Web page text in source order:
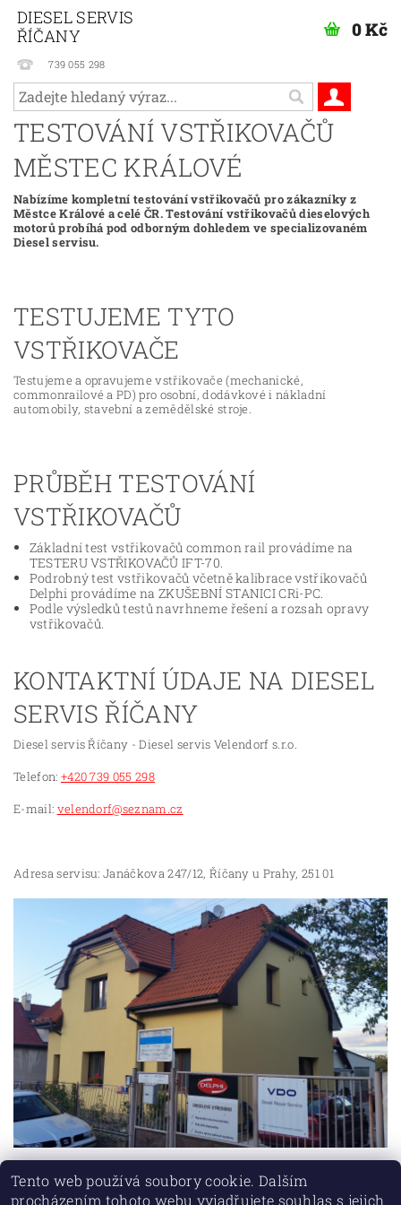
DIESEL SERVIS
ŘÍČANY
739 055 298
0 Kč
TESTOVÁNÍ VSTŘIKOVAČŮ
MĚSTEC KRÁLOVÉ
Nabízíme kompletní testování vstřikovačů pro zákazníky z
Městce Králové a celé ČR. Testování vstřikovačů dieselových
motorů probíhá pod odborným dohledem ve specializovaném
Diesel servisu.
TESTUJEME TYTO
VSTŘIKOVAČE
Testujeme a opravujeme vstřikovače (mechanické,
commonrailové a PD) pro osobní, dodávkové i nákladní
automobily, stavební a zemědělské stroje.
PRŮBĚH TESTOVÁNÍ
VSTŘIKOVAČŮ
Základní test vstřikovačů common rail provádíme na
TESTERU VSTŘIKOVAČŮ IFT-70.
Podrobný test vstřikovačů včetně kalibrace vstřikovačů
Delphi provádíme na ZKUŠEBNÍ STANICI CRi-PC.
Podle výsledků testů navrhneme řešení a rozsah opravy
vstřikovačů.
KONTAKTNÍ ÚDAJE NA DIESEL
SERVIS ŘÍČANY
Diesel servis Říčany - Diesel servis Velendorf s.r.o.
Telefon: +420 739 055 298
E-mail: velendorf@seznam.cz
Adresa servisu: Janáčkova 247/12, Říčany u Prahy, 251 01
Tento web používá soubory cookie. Dalším
procházením tohoto webu vyjadřujete souhlas s jejich